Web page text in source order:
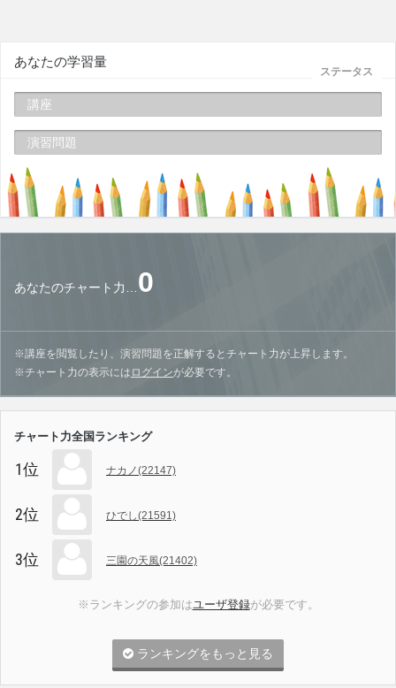
ステータス
あなたの学習量
講座
演習問題
あなたのチャート力…0
※講座を閲覧したり、演習問題を正解するとチャート力が上昇します。
※チャート力の表示には ログインが必要です。
チャート力全国ランキング
1位 ナカノ(22147)
2位 ひでし(21591)
3位 三園の天風(21402)
※ランキングの参加はユーザ登録が必要です。
ランキングをもっと見る